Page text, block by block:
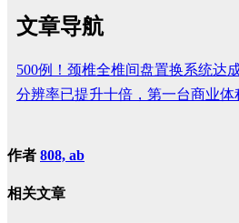
文章导航
500例！颈椎全椎间盘置换系统达
分辨率已提升十倍，第一台商业
作者 808, ab
相关文章